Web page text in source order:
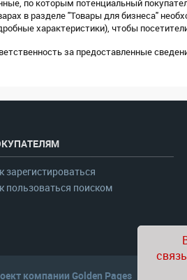
по которым потенциальный
в разделе "Товары для бизнеса"
характеристики), чтобы
за предоставленные
зарегистироваться
пользоваться поиском
компании Golden Pages